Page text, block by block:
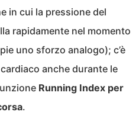
in cui la pressione del
rapidamente nel momento
uno sforzo analogo); c’è
anche durante le
Running Index per
.